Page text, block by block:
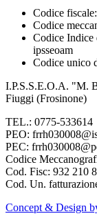
Codice
Codice
Codice Indice
ipsseoam
Codice unico
I.P.S.S.E.O.A. "M.
Fiuggi (Frosinone)
TEL.: 0775-533614
PEO:
PEC:
Codice
Cod. Fisc: 932 210
Cod. Un.
Concept & Design